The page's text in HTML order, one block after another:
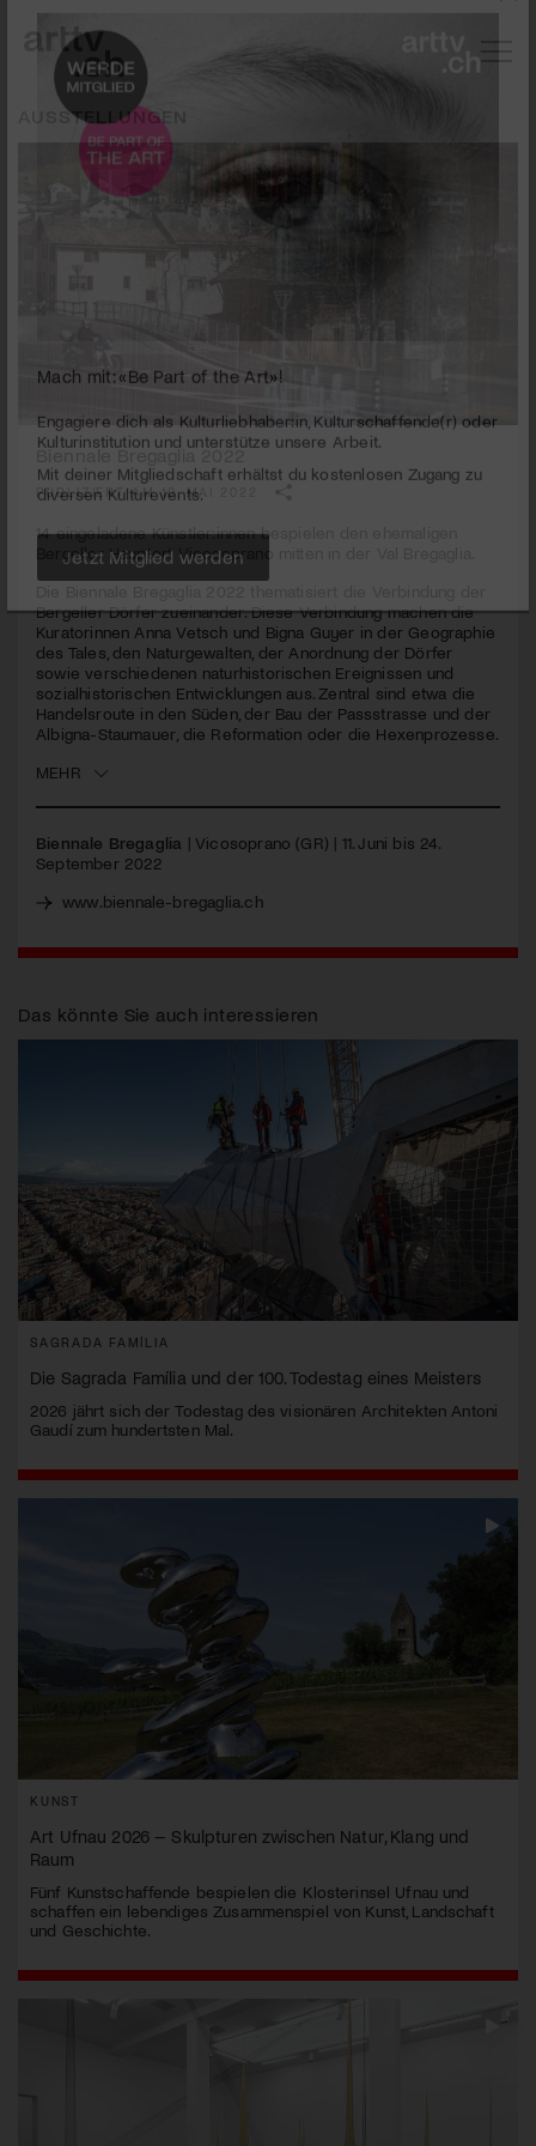
AUSSTELLUNGEN
Biennale Bregaglia 2022
PUBLIZIERT AM 10. MAI 2022
14 eingeladene Künstler:innen bespielen den ehemaligen
Bergeller Hauptort Vicosoprano mitten in der Val Bregaglia.
Bergeller Dörfer zueinander. Diese Verbindung machen die
Kuratorinnen Anna Vetsch und Bigna Guyer in der Geographie
des Tales, den Naturgewalten, der Anordnung der Dörfer
sowie verschiedenen naturhistorischen Ereignissen und
sozialhistorischen Entwicklungen aus. Zentral sind etwa die
Handelsroute in den Süden, der Bau der Passstrasse und der
Albigna-Staumauer, die Reformation oder die Hexenprozesse.
MEHR
Biennale Bregaglia | Vicosoprano (GR) | 11. Juni bis 24.
September 2022
www.biennale-bregaglia.ch
Das könnte Sie auch interessieren
SAGRADA FAMÍLIA
Die Sagrada Família und der 100. Todestag eines Meisters
2026 jährt sich der Todestag des visionären Architekten Antoni
Gaudí zum hundertsten Mal.
KUNST
Art Ufnau 2026 – Skulpturen zwischen Natur, Klang und
Raum
Fünf Kunstschaffende bespielen die Klosterinsel Ufnau und
schaffen ein lebendiges Zusammenspiel von Kunst, Landschaft
und Geschichte.
Mach mit: «Be Part of the Art»!
Kulturinstitution und unterstütze unsere Arbeit.
diversen Kulturevents.